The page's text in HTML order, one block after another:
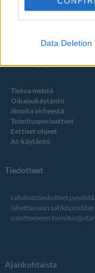
Data Deletion
Twitter
Kustantaja ja toimitus
Tietoa meistä
Oikaisukäytäntö
Ilmoita virheestä
Toimitusperiaatteet
Eettiset ohjeet
AI-käytäntö
Tiedotteet
Lehdistötiedotteet
lähettämään sähköpostitse
osoitteeseen
Ajankohtaista